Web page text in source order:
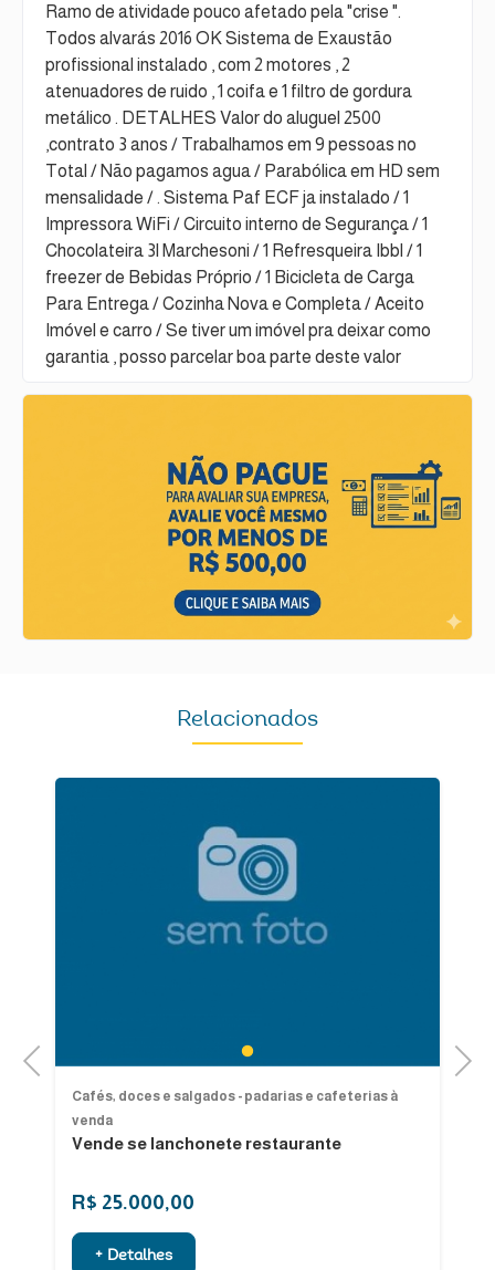
Ramo de atividade pouco afetado pela "crise ".
Todos alvarás 2016 OK Sistema de Exaustão
profissional instalado , com 2 motores , 2
atenuadores de ruido , 1 coifa e 1 filtro de gordura
metálico . DETALHES Valor do aluguel 2500
,contrato 3 anos / Trabalhamos em 9 pessoas no
Total / Não pagamos agua / Parabólica em HD sem
mensalidade / . Sistema Paf ECF ja instalado / 1
Impressora WiFi / Circuito interno de Segurança / 1
Chocolateira 3l Marchesoni / 1 Refresqueira Ibbl / 1
freezer de Bebidas Próprio / 1 Bicicleta de Carga
Para Entrega / Cozinha Nova e Completa / Aceito
Imóvel e carro / Se tiver um imóvel pra deixar como
garantia , posso parcelar boa parte deste valor
Relacionados
Previous 1
Cafés, doces e salgados - padarias e cafeterias à
venda
Vende se lanchonete restaurante
R$ 25.000,00
+ Detalhes
Next